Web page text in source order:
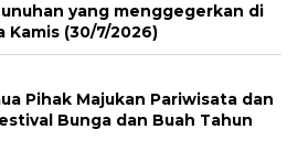
yang menggegerkan di
Kamis (30/7/2026)
Pihak Majukan Pariwisata dan
Bunga dan Buah Tahun